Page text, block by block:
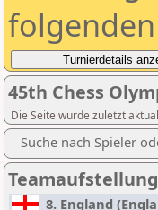
45th Chess
Die Seite wurde zuletzt
Suche nach Spieler
8. England